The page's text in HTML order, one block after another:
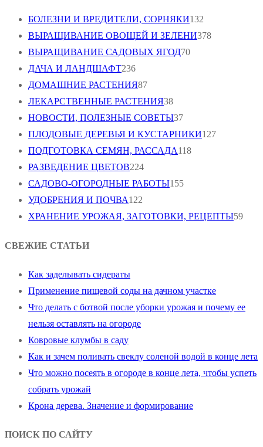
БОЛЕЗНИ И ВРЕДИТЕЛИ, СОРНЯКИ132
ВЫРАЩИВАНИЕ ОВОЩЕЙ И ЗЕЛЕНИ378
ВЫРАЩИВАНИЕ САДОВЫХ ЯГОД70
ДАЧА И ЛАНДШАФТ236
ДОМАШНИЕ РАСТЕНИЯ87
ЛЕКАРСТВЕННЫЕ РАСТЕНИЯ38
НОВОСТИ, ПОЛЕЗНЫЕ СОВЕТЫ37
ПЛОДОВЫЕ ДЕРЕВЬЯ И КУСТАРНИКИ127
ПОДГОТОВКА СЕМЯН, РАССАДА118
РАЗВЕДЕНИЕ ЦВЕТОВ224
САДОВО-ОГОРОДНЫЕ РАБОТЫ155
УДОБРЕНИЯ И ПОЧВА122
ХРАНЕНИЕ УРОЖАЯ, ЗАГОТОВКИ, РЕЦЕПТЫ59
СВЕЖИЕ СТАТЬИ
Как заделывать сидераты
Применение пищевой соды на дачном участке
Что делать с ботвой после уборки урожая и почему ее
нельзя оставлять на огороде
Ковровые клумбы в саду
Как и зачем поливать свеклу соленой водой в конце лета
Что можно посеять в огороде в конце лета, чтобы успеть
собрать урожай
Крона дерева. Значение и формирование
ПОИСК ПО САЙТУ